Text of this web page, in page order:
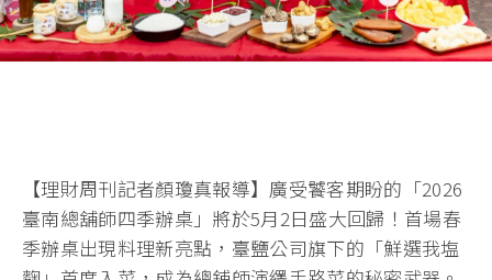
【理財周刊記者顏瓊真報導】廣受饕客期盼的「2026
臺南總舖師四季辦桌」將於5月2日盛大回歸！首場春
季辦桌出現料理新亮點，臺鹽公司旗下的「鮮選我塩